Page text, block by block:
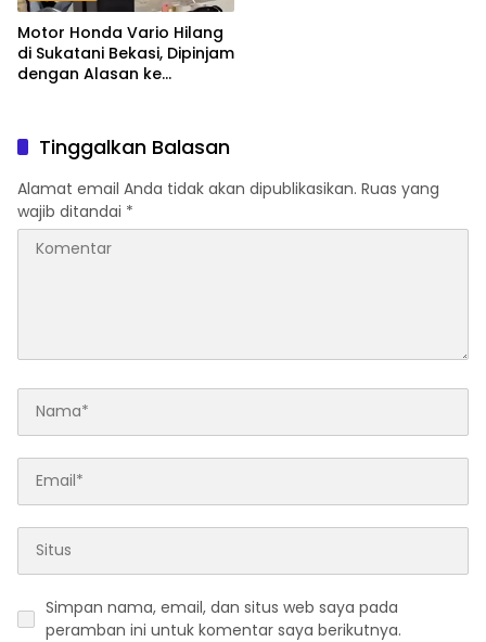
Motor Honda Vario Hilang
di Sukatani Bekasi, Dipinjam
dengan Alasan ke
Tinggalkan Balasan
Alamat email Anda tidak akan dipublikasikan. Ruas yang
wajib ditandai *
Simpan nama, email, dan situs web saya pada
peramban ini untuk komentar saya berikutnya.